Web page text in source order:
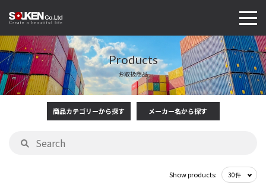
Products
お取扱商品
商品カテゴリーから探す メーカー名から探す
Show products: